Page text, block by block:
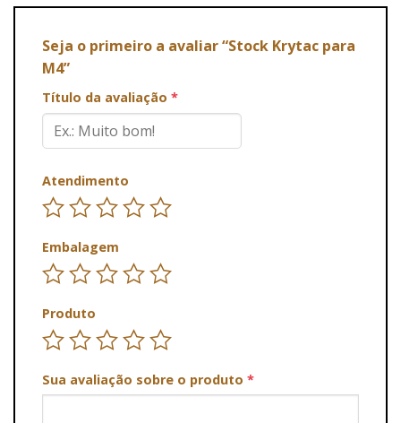
Seja o primeiro a avaliar “Stock Krytac para
M4”
Título da avaliação *
Atendimento
Embalagem
Produto
Sua avaliação sobre o produto *